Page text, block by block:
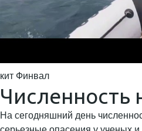
кит Финвал
Численность
На сегодняшний день